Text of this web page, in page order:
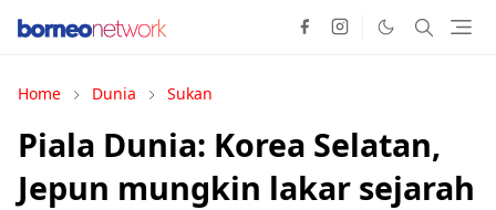
Home Dunia Sukan
Piala Dunia: Korea Selatan,
Jepun mungkin lakar sejarah